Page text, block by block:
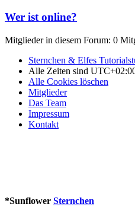
Wer ist online?
Mitglieder in diesem Forum: 0
Sternchen & Elfes
Alle Zeiten sind
Alle Cookies löschen
Mitglieder
Das Team
Impressum
Kontakt
*Sunflower Sternchen